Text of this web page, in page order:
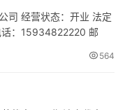
司 经营状态：开业 法定
：15934822220 邮
：- 经营范围：旅行社
564